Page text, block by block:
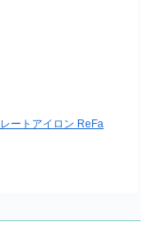
ートアイロン ReFa